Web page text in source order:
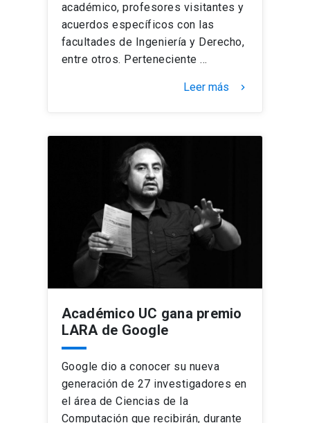
académico, profesores visitantes y
acuerdos específicos con las
facultades de Ingeniería y Derecho,
entre otros. Perteneciente …
Leer más keyboard_arrow_right
Académico UC gana premio
LARA de Google
Google dio a conocer su nueva
generación de 27 investigadores en
el área de Ciencias de la
Computación que recibirán, durante